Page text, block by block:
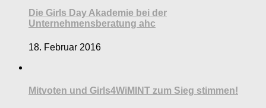
Die Girls Day Akademie bei der
Unternehmensberatung ahc
18. Februar 2016
Mitvoten und Girls4WiMINT zum Sieg stimmen!